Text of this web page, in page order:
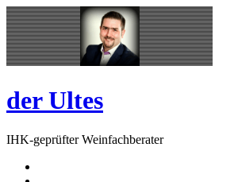
Skip
to
content
Open
Sidebar
der Ultes
IHK-geprüfter Weinfachberater